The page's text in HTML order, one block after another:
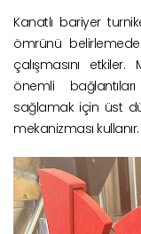
Kanatlı bariyer
ömrünü
çalışmasını
önemli
sağlamak için üst
mekanizması kullanır.